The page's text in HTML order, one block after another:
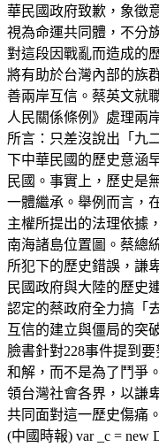
華民國政府致歉，象徵
視為命運共同體，不分
對這段因戰亂而造成的
將有助於台灣內部的族
善兩岸互信。蔡英文就
人民關係條例》處理兩
所言：只差沒說出「九
下中華民國的歷史意涵
民國。事實上，歷史是
一體繼承。舉例而言，
主權所提出的法理依據
南海諸島位置圖。蔡總
所犯下的歷史錯誤，謙
民國政府與大陸的歷史
認定的蔡政府全力搞「
互信的建立與僵局的突
臉書針對228事件提到
和解，而不是為了鬥爭
領台灣社會各界，以謙
共同面對這一歷史傷痛
(中國時報) var _c = new